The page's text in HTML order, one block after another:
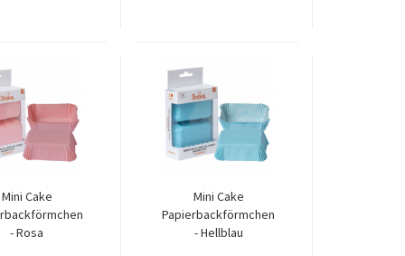
Mini Cake
- Rosa
Mini Cake
Papierbackförmchen
- Hellblau